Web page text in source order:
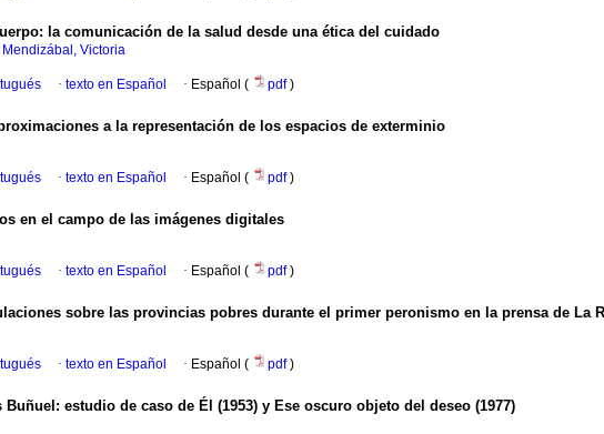
la comunicación de la salud desde una ética del cuidado
Mendizábal, Victoria
· texto en Español · Español ( pdf)
a la representación de los espacios de exterminio
· texto en Español · Español ( pdf)
en el campo de las imágenes digitales
· texto en Español · Español ( pdf)
sobre las provincias pobres durante el primer peronismo en la prensa de La
· texto en Español · Español ( pdf)
estudio de caso de Él (1953) y Ese oscuro objeto del deseo (1977)